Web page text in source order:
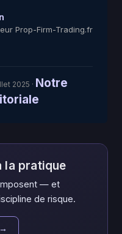
Prop-Firm-Trading.fr
2025 · Notre
la pratique
— et
de risque.